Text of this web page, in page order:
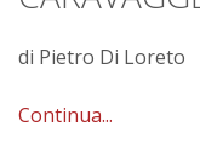
di Pietro Di Loreto
Continua...